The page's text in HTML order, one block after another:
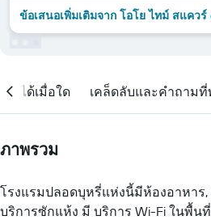
ข้อเสนอเพิ่มเติมจาก โอโย ไทม์ สแควร์
องได้เมื่อใด เคล็ดลับและคำถาม
ภาพรวม
โรงแรมปลอดบุหรี่แห่งนี้มีห้องอาหาร,
บริการซักแห้ง มี บริการ Wi-Fi ในพื้